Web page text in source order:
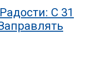
С 31